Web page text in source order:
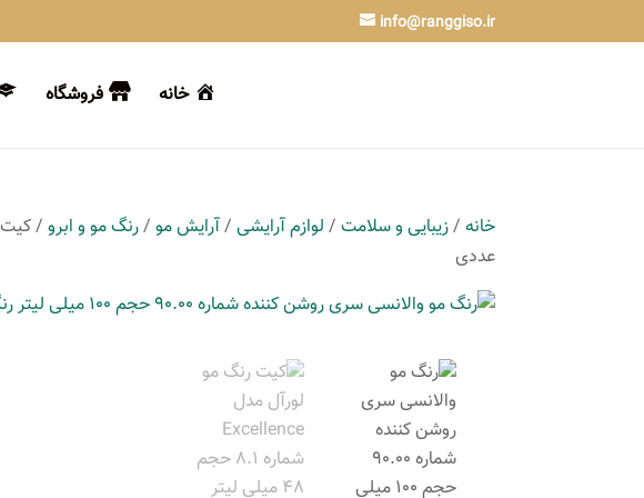
info@ranggiso.ir
خانه فروشگاه
خانه /زیبایی و سلامت / لوازم آرایشی /آرایش مو /رنگ مو و ابرو
عددی